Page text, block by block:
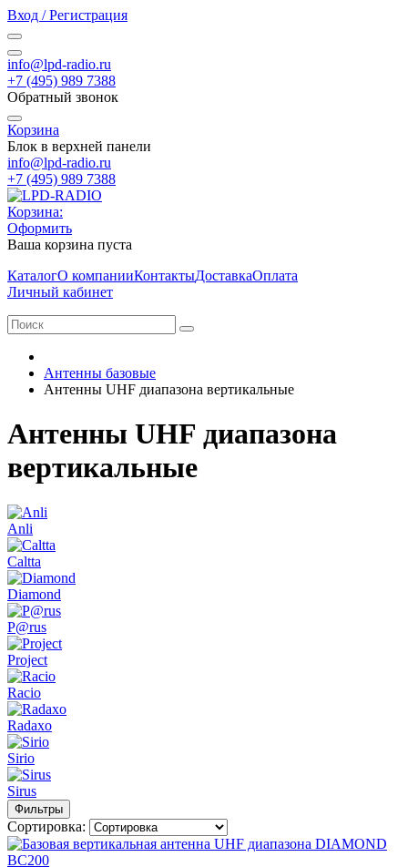
Вход / Регистрация
info@lpd-radio.ru
+7 (495) 989 7388
Обратный звонок
Корзина
Блок в верхней панели
info@lpd-radio.ru
+7 (495) 989 7388
Корзина:
Оформить
Ваша корзина пуста
КаталогО компанииКонтактыДоставкаОплата
Личный кабинет
Антенны базовые
Антенны UHF диапазона вертикальные
Антенны UHF диапазона
вертикальные
Anli
Caltta
Diamond
P@rus
Project
Racio
Radaxo
Sirio
Sirus
Фильтры
Сортировка: